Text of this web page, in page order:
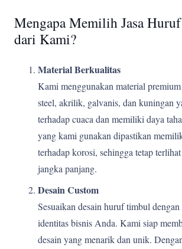
Mengapa Memilih Jasa
dari Kami?
Material Berkualitas
Kami menggunakan material premium
steel, akrilik, galvanis, dan kuningan
terhadap cuaca dan memiliki daya
yang kami gunakan dipastikan
terhadap korosi, sehingga tetap
jangka panjang.
Desain Custom
Sesuaikan desain huruf timbul dengan
identitas bisnis Anda. Kami siap
desain yang menarik dan unik.